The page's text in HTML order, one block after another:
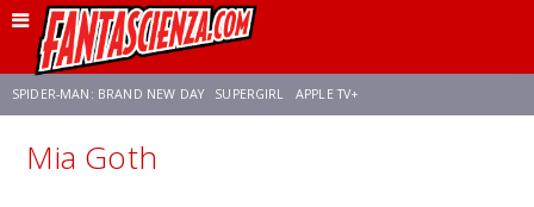
SPIDER-MAN: BRAND NEW DAY SUPERGIRL APPLE TV+
FRANCO RICCIARDIELLO
Mia Goth